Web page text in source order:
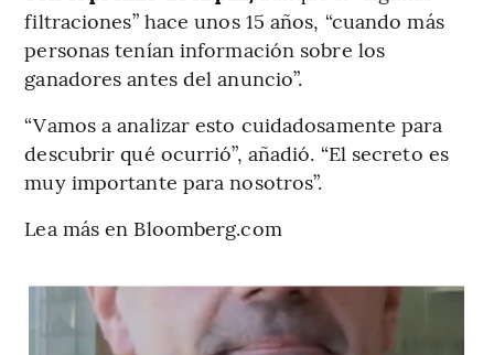
filtraciones” hace unos 15 años, “cuando más
personas tenían información sobre los
ganadores antes del anuncio”.
“Vamos a analizar esto cuidadosamente para
descubrir qué ocurrió”, añadió. “El secreto es
muy importante para nosotros”.
Lea más en Bloomberg.com